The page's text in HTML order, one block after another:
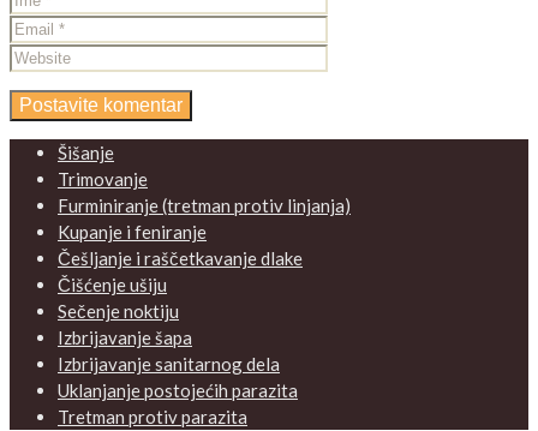
Šišanje
Trimovanje
Furminiranje (tretman protiv linjanja)
Kupanje i feniranje
Češljanje i raščetkavanje dlake
Čišćenje ušiju
Sečenje noktiju
Izbrijavanje šapa
Izbrijavanje sanitarnog dela
Uklanjanje postojećih parazita
Tretman protiv parazita